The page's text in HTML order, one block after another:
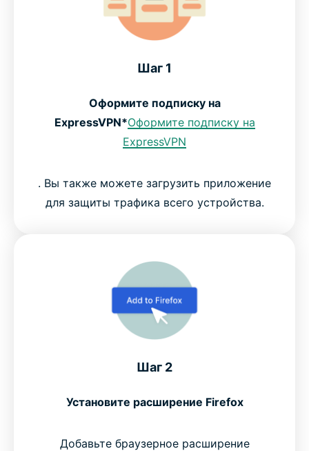
Шаг 1
Оформите подписку на
ExpressVPN*Оформите подписку на
ExpressVPN
. Вы также можете загрузить приложение
для защиты трафика всего устройства.
Шаг 2
Установите расширение Firefox
Добавьте браузерное расширение